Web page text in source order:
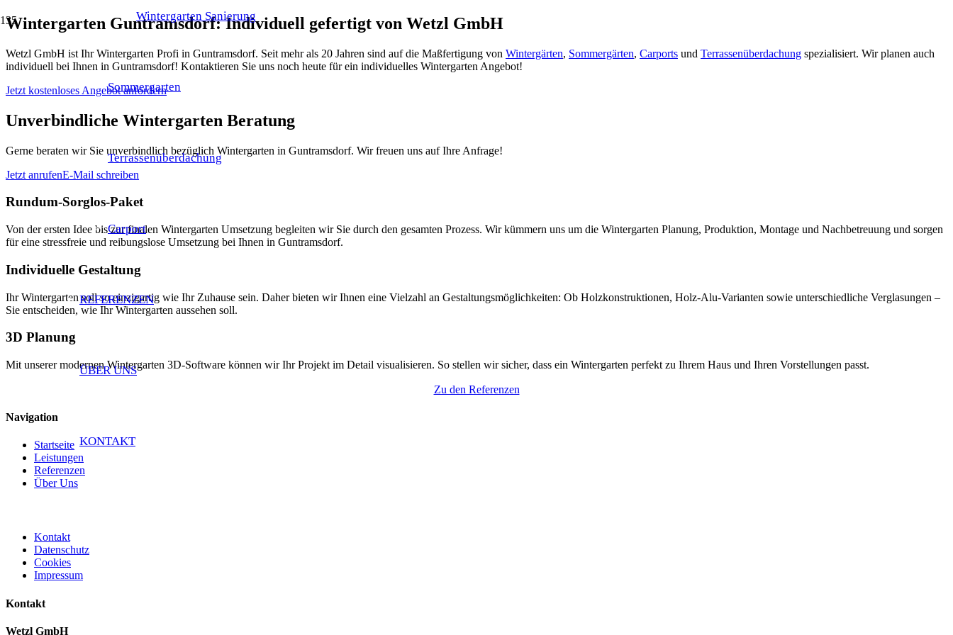
Wintergarten Sanierung
Sommergarten
Terrassenüberdachung
Carport
REFERENZEN
ÜBER UNS
KONTAKT
Wintergarten Guntramsdorf: Individuell gefertigt von Wetzl GmbH
Wetzl GmbH ist Ihr Wintergarten Profi in Guntramsdorf. Seit mehr als 20 Jahren sind auf die Maßfertigung von Wintergärten, Sommergärten, Carports und Terrassenüberdachung spezialisiert. Wir planen auch
individuell bei Ihnen in Guntramsdorf! Kontaktieren Sie uns noch heute für ein individuelles Wintergarten Angebot!
Jetzt kostenloses Angebot anfordern
Unverbindliche Wintergarten Beratung
Gerne beraten wir Sie unverbindlich bezüglich Wintergarten in Guntramsdorf. Wir freuen uns auf Ihre Anfrage!
Jetzt anrufenE-Mail schreiben
Rundum-Sorglos-Paket
Von der ersten Idee bis zur finalen Wintergarten Umsetzung begleiten wir Sie durch den gesamten Prozess. Wir kümmern uns um die Wintergarten Planung, Produktion, Montage und Nachbetreuung und sorgen
für eine stressfreie und reibungslose Umsetzung bei Ihnen in Guntramsdorf.
Individuelle Gestaltung
Ihr Wintergarten soll so einzigartig wie Ihr Zuhause sein. Daher bieten wir Ihnen eine Vielzahl an Gestaltungsmöglichkeiten: Ob Holzkonstruktionen, Holz-Alu-Varianten sowie unterschiedliche Verglasungen –
Sie entscheiden, wie Ihr Wintergarten aussehen soll.
3D Planung
Mit unserer modernen Wintergarten 3D-Software können wir Ihr Projekt im Detail visualisieren. So stellen wir sicher, dass ein Wintergarten perfekt zu Ihrem Haus und Ihren Vorstellungen passt.
Zu den Referenzen
Navigation
Startseite
Leistungen
Referenzen
Über Uns
Kontakt
Datenschutz
Cookies
Impressum
Kontakt
Wetzl GmbH